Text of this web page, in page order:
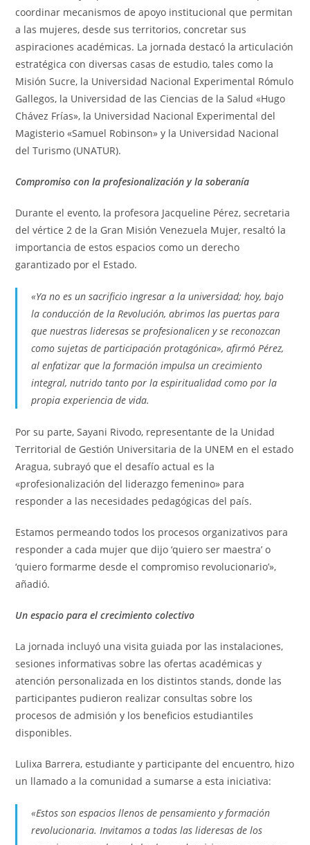
coordinar mecanismos de apoyo institucional que permitan
a las mujeres, desde sus territorios, concretar sus
aspiraciones académicas. La jornada destacó la articulación
estratégica con diversas casas de estudio, tales como la
Misión Sucre, la Universidad Nacional Experimental Rómulo
Gallegos, la Universidad de las Ciencias de la Salud «Hugo
Chávez Frías», la Universidad Nacional Experimental del
Magisterio «Samuel Robinson» y la Universidad Nacional
del Turismo (UNATUR).
Compromiso con la profesionalización y la soberanía
Durante el evento, la profesora Jacqueline Pérez, secretaria
del vértice 2 de la Gran Misión Venezuela Mujer, resaltó la
importancia de estos espacios como un derecho
garantizado por el Estado.
«Ya no es un sacrificio ingresar a la universidad; hoy, bajo
la conducción de la Revolución, abrimos las puertas para
que nuestras lideresas se profesionalicen y se reconozcan
como sujetas de participación protagónica», afirmó Pérez,
al enfatizar que la formación impulsa un crecimiento
integral, nutrido tanto por la espiritualidad como por la
propia experiencia de vida.
Por su parte, Sayani Rivodo, representante de la Unidad
Territorial de Gestión Universitaria de la UNEM en el estado
Aragua, subrayó que el desafío actual es la
«profesionalización del liderazgo femenino» para
responder a las necesidades pedagógicas del país.
Estamos permeando todos los procesos organizativos para
responder a cada mujer que dijo ‘quiero ser maestra’ o
‘quiero formarme desde el compromiso revolucionario’»,
añadió.
Un espacio para el crecimiento colectivo
La jornada incluyó una visita guiada por las instalaciones,
sesiones informativas sobre las ofertas académicas y
atención personalizada en los distintos stands, donde las
participantes pudieron realizar consultas sobre los
procesos de admisión y los beneficios estudiantiles
disponibles.
Lulixa Barrera, estudiante y participante del encuentro, hizo
un llamado a la comunidad a sumarse a esta iniciativa:
«Estos son espacios llenos de pensamiento y formación
revolucionaria. Invitamos a todas las lideresas de los